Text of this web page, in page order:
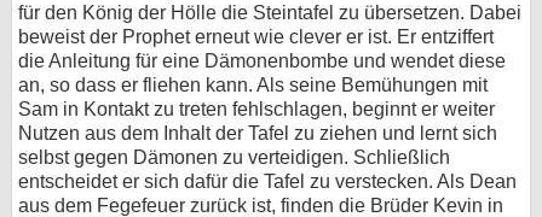
für den König der Hölle die Steintafel zu übersetzen. Dabei
beweist der Prophet erneut wie clever er ist. Er entziffert
die Anleitung für eine Dämonenbombe und wendet diese
an, so dass er fliehen kann. Als seine Bemühungen mit
Sam in Kontakt zu treten fehlschlagen, beginnt er weiter
Nutzen aus dem Inhalt der Tafel zu ziehen und lernt sich
selbst gegen Dämonen zu verteidigen. Schließlich
entscheidet er sich dafür die Tafel zu verstecken. Als Dean
aus dem Fegefeuer zurück ist, finden die Brüder Kevin in